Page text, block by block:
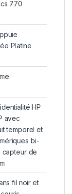
770
Platine
HP
avec
temporel et
bi-
capteur de
fil noir et